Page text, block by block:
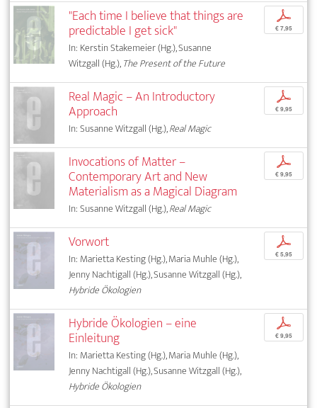
"Each time I believe that things are
predictable I get sick"
In: Kerstin Stakemeier (Hg.), Susanne
Witzgall (Hg.),The Present of the Future
p
€ 7,95
Real Magic – An Introductory
Approach
In: Susanne Witzgall (Hg.),Real Magic
p
€ 9,95
Invocations of Matter –
Contemporary Art and New
Materialism as a Magical Diagram
In: Susanne Witzgall (Hg.),Real Magic
p
€ 9,95
Vorwort
In: Marietta Kesting (Hg.), Maria Muhle (Hg.),
Jenny Nachtigall (Hg.), Susanne Witzgall (Hg.),
Hybride Ökologien
p
€ 5,95
Hybride Ökologien – eine
Einleitung
In: Marietta Kesting (Hg.), Maria Muhle (Hg.),
Jenny Nachtigall (Hg.), Susanne Witzgall (Hg.),
Hybride Ökologien
p
€ 9,95